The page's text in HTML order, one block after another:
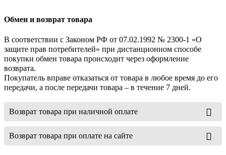
Обмен и возврат товара
В соответствии с Законом РФ от 07.02.1992 № 2300-1 «О
защите прав потребителей» при дистанционном способе
покупки обмен товара происходит через оформление
возврата.
Покупатель вправе отказаться от товара в любое время до его
передачи, а после передачи товара – в течение 7 дней.
Возврат товара при наличной оплате
Возврат товара при оплате на сайте